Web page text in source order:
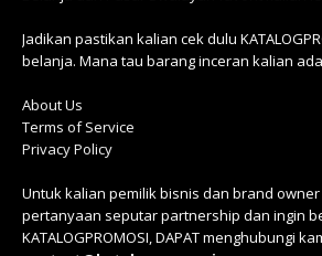
Jadikan pastikan kalian cek dulu
belanja. Mana tau barang inceran kalian
About Us
Terms of Service
Privacy Policy
Untuk kalian pemilik bisnis dan brand owner
pertanyaan seputar partnership dan ingin
KATALOGPROMOSI, DAPAT menghubungi